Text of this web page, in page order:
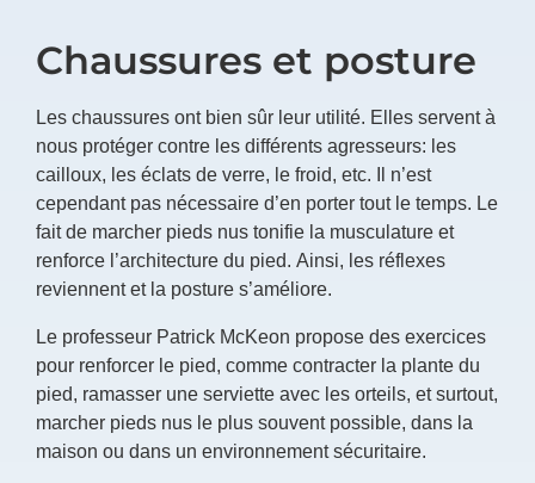
Chaussures et posture
Les chaussures ont bien sûr leur utilité. Elles servent à
nous protéger contre les différents agresseurs: les
cailloux, les éclats de verre, le froid, etc. Il n’est
cependant pas nécessaire d’en porter tout le temps. Le
fait de marcher pieds nus tonifie la musculature et
renforce l’architecture du pied. Ainsi, les réflexes
reviennent et la posture s’améliore.
Le professeur Patrick McKeon propose des exercices
pour renforcer le pied, comme contracter la plante du
pied, ramasser une serviette avec les orteils, et surtout,
marcher pieds nus le plus souvent possible, dans la
maison ou dans un environnement sécuritaire.